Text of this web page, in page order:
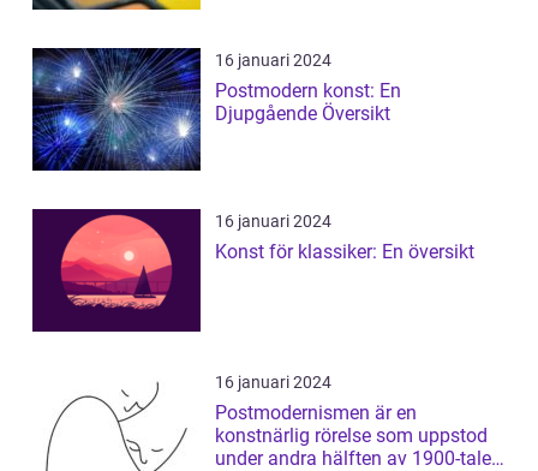
16 januari 2024
Postmodern konst: En
Djupgående Översikt
16 januari 2024
Konst för klassiker: En översikt
16 januari 2024
Postmodernismen är en
konstnärlig rörelse som uppstod
under andra hälften av 1900-talet